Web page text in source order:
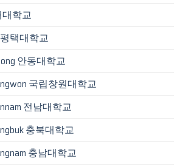
대학교
택대학교
안동대학교
국립창원대학교
전남대학교
충북대학교
충남대학교